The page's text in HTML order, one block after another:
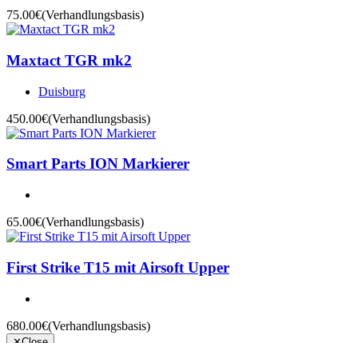
75.00€(Verhandlungsbasis)
Maxtact TGR mk2
Duisburg
450.00€(Verhandlungsbasis)
Smart Parts ION Markierer
65.00€(Verhandlungsbasis)
First Strike T15 mit Airsoft Upper
680.00€(Verhandlungsbasis)